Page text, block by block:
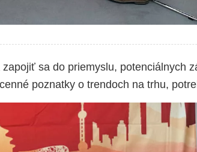
sa do priemyslu, potenciálnych
poznatky o trendoch na trhu,